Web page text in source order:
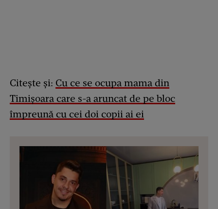
Citește și: Cu ce se ocupa mama din
Timișoara care s-a aruncat de pe bloc
împreună cu cei doi copii ai ei